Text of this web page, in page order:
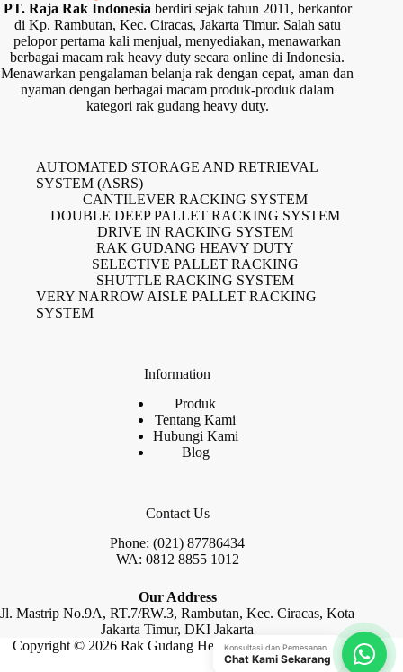
PT. Raja Rak Indonesiaberdiri sejak tahun 2011, berkantor
di Kp. Rambutan, Kec. Ciracas, Jakarta Timur. Salah satu
pelopor pertama kali menjual, menyediakan, menawarkan
berbagai macam rak heavy duty secara online di Indonesia.
Menawarkan pengalaman belanja rak dengan cepat, aman dan
nyaman dengan berbagai macam produk-produk dalam
kategori rak gudang heavy duty.
AUTOMATED STORAGE AND RETRIEVAL
SYSTEM (ASRS)
CANTILEVER RACKING SYSTEM
DOUBLE DEEP PALLET RACKING SYSTEM
DRIVE IN RACKING SYSTEM
RAK GUDANG HEAVY DUTY
SELECTIVE PALLET RACKING
SHUTTLE RACKING SYSTEM
VERY NARROW AISLE PALLET RACKING
SYSTEM
Information
Produk
Tentang Kami
Hubungi Kami
Blog
Contact Us
Phone: (021) 87786434
WA: 0812 8855 1012
Our Address
Jl. Mastrip No.9A, RT.7/RW.3, Rambutan, Kec. Ciracas, Kota
Jakarta Timur, DKI Jakarta
Copyright © 2026 Rak Gudang Heayy Duty by Raja Rak
Konsultasi dan Pemesanan
Chat Kami Sekarang